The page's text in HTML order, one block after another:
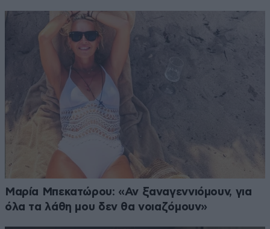
Μαρία Μπεκατώρου: «Αν ξαναγεννιόμουν, για
όλα τα λάθη μου δεν θα νοιαζόμουν»